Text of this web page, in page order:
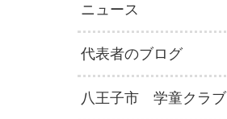
ニュース
代表者のブログ
八王子市 学童クラブ